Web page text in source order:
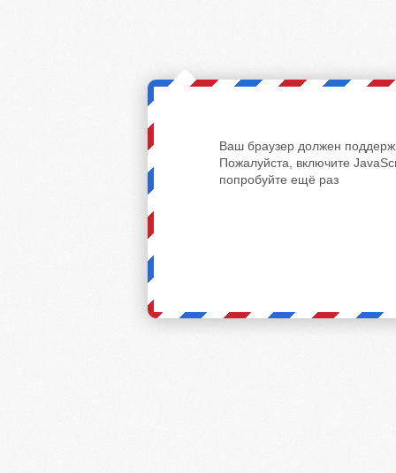
Ваш браузер должен
Пожалуйста, включите
попробуйте ещё раз